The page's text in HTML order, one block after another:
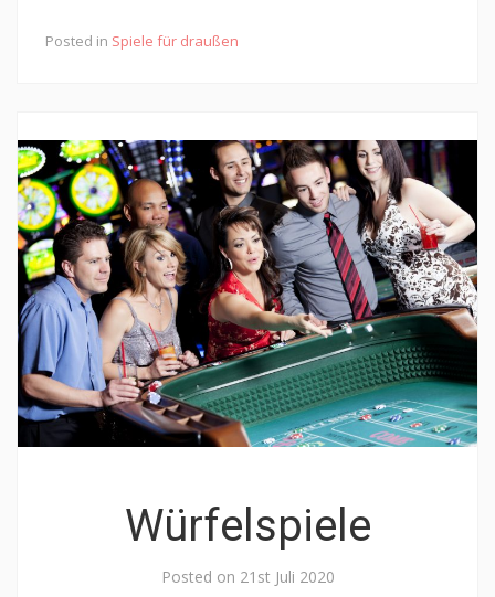
Posted in Spiele für draußen
Würfelspiele
Posted on 21st Juli 2020